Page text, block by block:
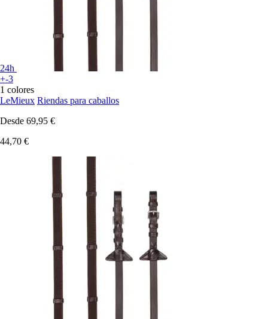
24h
+-3
1 colores
LeMieux Riendas para caballos
Desde 69,95 €
44,70 €